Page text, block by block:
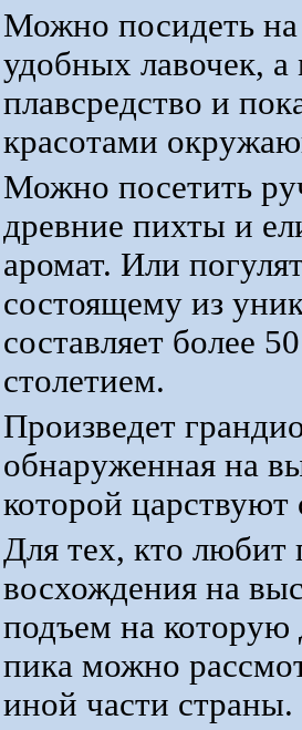
Можно посидеть
удобных лавочек, а
плавсредство и
красотами
Можно посетить
древние пихты и
аромат. Или
состоящему из
составляет более
столетием.
Произведет
обнаруженная на
которой царствуют
Для тех, кто любит
восхождения на
подъем на которую
пика можно
иной части страны.